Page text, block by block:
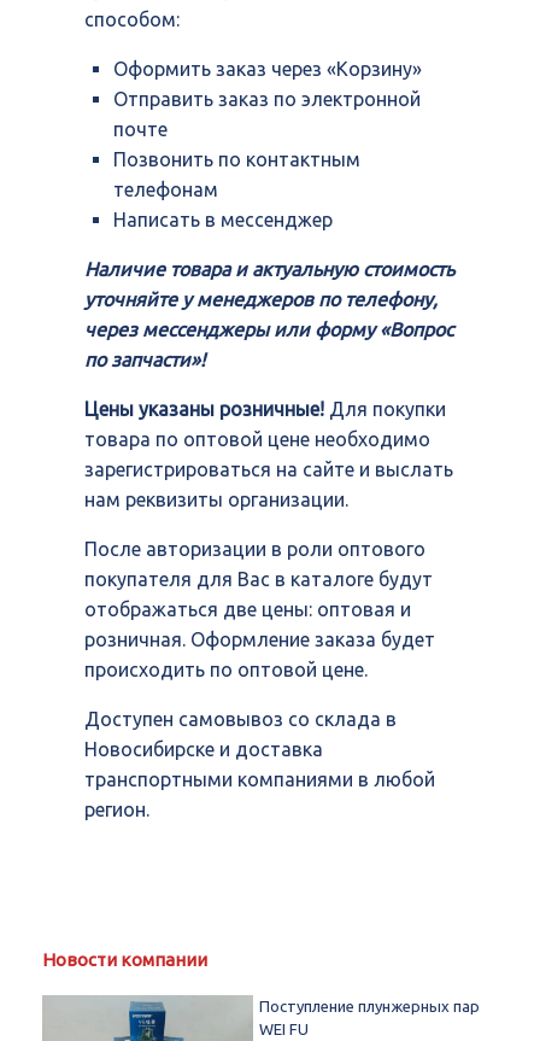
56021,
способом:
Оформить заказ через «Корзину»
Отправить заказ по электронной
почте
Позвонить по контактным
телефонам
Написать в мессенджер
Наличие товара и актуальную стоимость
уточняйте у менеджеров по телефону,
через мессенджеры или форму «Вопрос
по запчасти»!
Цены указаны розничные! Для покупки
товара по оптовой цене необходимо
зарегистрироваться на сайте и выслать
нам реквизиты организации.
После авторизации в роли оптового
покупателя для Вас в каталоге будут
отображаться две цены: оптовая и
розничная. Оформление заказа будет
происходить по оптовой цене.
Доступен самовывоз со склада в
Новосибирске и доставка
транспортными компаниями в любой
регион.
Новости компании
Поступление плунжерных пар
WEI FU